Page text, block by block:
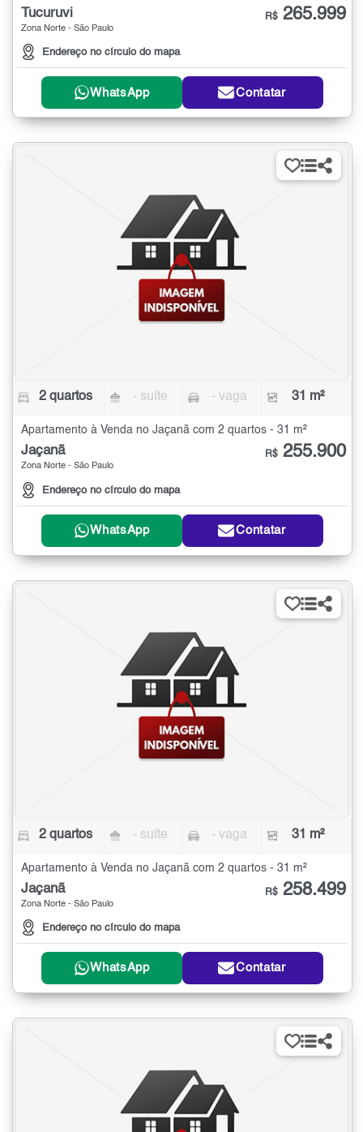
Tucuruvi
Zona Norte - São Paulo
Endereço no círculo do mapa
R$ 265.999
WhatsApp Contatar
2 quartos - suíte - vaga 31 m²
Apartamento à Venda no Jaçanã com 2 quartos - 31 m²
Jaçanã
Zona Norte - São Paulo
Endereço no círculo do mapa
R$ 255.900
WhatsApp Contatar
2 quartos - suíte - vaga 31 m²
Apartamento à Venda no Jaçanã com 2 quartos - 31 m²
Jaçanã
Zona Norte - São Paulo
Endereço no círculo do mapa
R$ 258.499
WhatsApp Contatar